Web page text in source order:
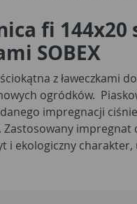
fi 144x20
SOBEX
z ławeczkami
ogródków.
impregnacji
impregnat
i ekologiczny
dowolny kolor oraz